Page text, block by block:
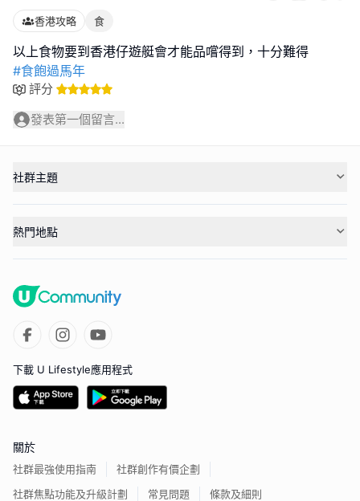
香港攻略 食
#食飽過馬年
評分
發表第一個留言...
社群主題
熱門地點
下載 U Lifestyle應用程式
關於
社群最強使用指南
社群創作有價企劃
社群焦點功能及升級計劃
常見問題 條款及細則